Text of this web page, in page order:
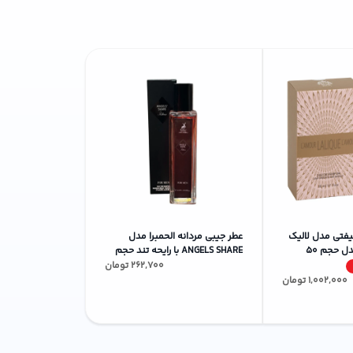
بهتر رایحه کمک می‌کند. از آنجا که این محصول
مدل لالیک
لامور با رایحه معتدل حجم 50
1,002,000تومان
عطر جیبی مردانه الحمبرا مدل
ANGELS SHARE با رایحه تند حجم
262,700تومان